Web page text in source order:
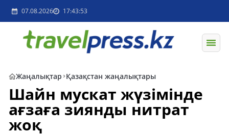
07.08.2026 17:43:53
Жаңалықтар Қазақстан жаңалықтары
Шайн мускат жүзімінде
ағзаға зиянды нитрат
жоқ